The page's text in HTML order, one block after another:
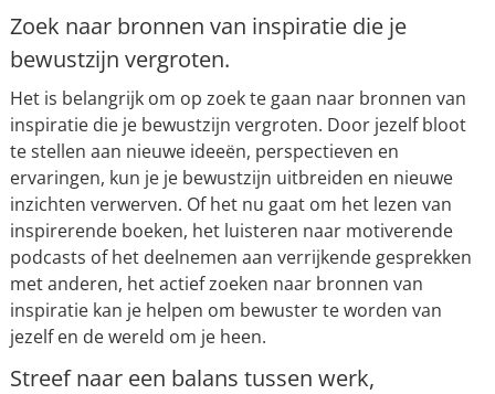
Zoek naar bronnen van inspiratie die je
bewustzijn vergroten.
Het is belangrijk om op zoek te gaan naar bronnen van
inspiratie die je bewustzijn vergroten. Door jezelf bloot
te stellen aan nieuwe ideeën, perspectieven en
ervaringen, kun je je bewustzijn uitbreiden en nieuwe
inzichten verwerven. Of het nu gaat om het lezen van
inspirerende boeken, het luisteren naar motiverende
podcasts of het deelnemen aan verrijkende gesprekken
met anderen, het actief zoeken naar bronnen van
inspiratie kan je helpen om bewuster te worden van
jezelf en de wereld om je heen.
Streef naar een balans tussen werk,